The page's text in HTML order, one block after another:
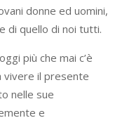
donne ed uomini,
di quello di noi tutti.
più che mai c’è
vivere il presente
nelle sue
e